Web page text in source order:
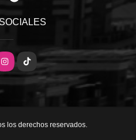
TikTok
los derechos reservados.